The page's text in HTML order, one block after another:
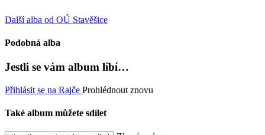
Další alba od OÚ Stavěšice
Podobná alba
Jestli se vám album líbí…
Přihlásit se na Rajče Prohlédnout znovu
Také album můžete sdílet